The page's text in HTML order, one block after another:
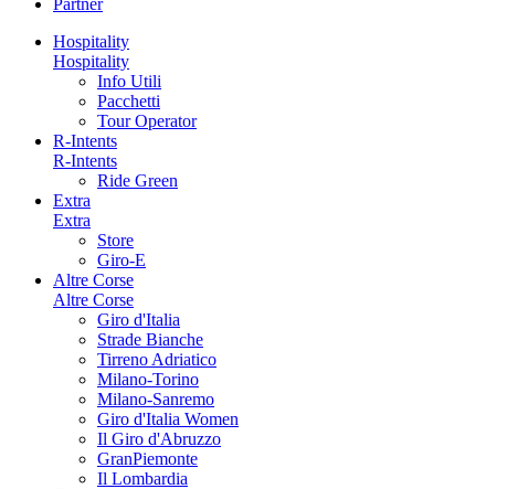
Hospitality
Hospitality
Info Utili
Pacchetti
Tour Operator
R-Intents
R-Intents
Ride Green
Extra
Extra
Store
Giro-E
Altre Corse
Altre Corse
Giro d'Italia
Strade Bianche
Tirreno Adriatico
Milano-Torino
Milano-Sanremo
Giro d'Italia Women
Il Giro d'Abruzzo
GranPiemonte
Il Lombardia